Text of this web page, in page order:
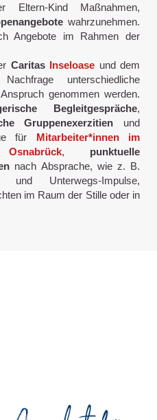
Kind Maßnahmen,
wahrzunehmen.
Angebote im Rahmen der
Caritas Inseloase und dem
unterschiedliche
genommen werden.
Begleitgespräche,
Gruppenexerzitien und
für Mitarbeiter*innen im
, punktuelle
nach Absprache, wie z. B.
und Unterwegs-Impulse,
im Raum der Stille oder in